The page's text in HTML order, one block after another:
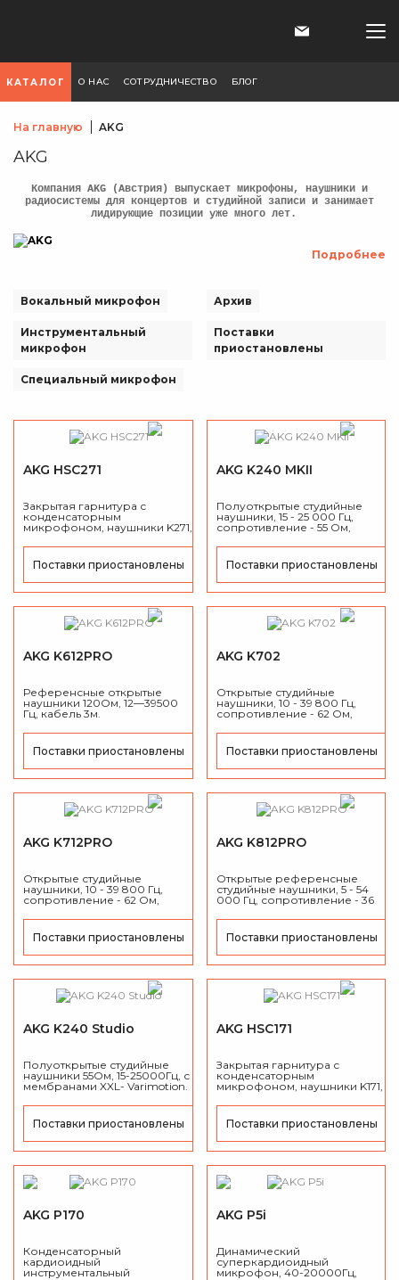
КАТАЛОГ О НАС СОТРУДНИЧЕСТВО БЛОГ
На главную AKG
AKG
Компания AKG (Австрия) выпускает микрофоны, наушники и
радиосистемы для концертов и студийной записи и занимает
лидирующие позиции уже много лет.
Подробнее
Вокальный микрофон
Инструментальный
микрофон
Специальный микрофон
Архив
Поставки
приостановлены
AKG HSC271
Закрытая гарнитура с
конденсаторным
микрофоном, наушники K271,
Поставки приостановлены
AKG K240 MKII
Полуоткрытые студийные
наушники, 15 - 25 000 Гц,
сопротивление - 55 Ом,
мощность-200 мВт,
чувствительность: 104 дБ/мВт.
Поставки приостановлены
AKG K612PRO
Референсные открытые
наушники 120Ом, 12—39500
Гц, кабель 3м.
Поставки приостановлены
AKG K702
Открытые студийные
наушники, 10 - 39 800 Гц,
сопротивление - 62 Ом,
мощность-200 мВт,
чувствительность: 105 дБ/мВт.
Поставки приостановлены
AKG K712PRO
Открытые студийные
наушники, 10 - 39 800 Гц,
сопротивление - 62 Ом,
мощность-200 мВт,
чувствительность: 105 дБ/мВт.
Поставки приостановлены
AKG K812PRO
Открытые референсные
студийные наушники, 5 - 54
000 Гц, сопротивление - 36
мощность-300 мВт,
чувствительность: 110 дБ/мВт.
Поставки приостановлены
AKG K240 Studio
Полуоткрытые студийные
наушники 55Ом, 15-25000Гц, с
мембранами XXL- Varimotion.
Поставки приостановлены
AKG HSC171
Закрытая гарнитура с
конденсаторным
микрофоном, наушники K171,
Поставки приостановлены
AKG P170
Конденсаторный
кардиоидный
инструментальный
AKG P5i
Динамический
суперкардиоидный
микрофон, 40-20000Гц,